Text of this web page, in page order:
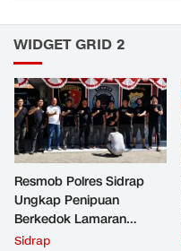
WIDGET GRID 2
Resmob Polres Sidrap
Ungkap Penipuan
Berkedok Lamaran
Pernikahan
Sidrap